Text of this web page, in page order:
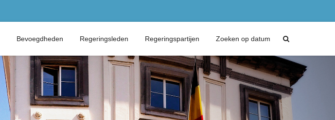
Bevoegdheden Regeringsleden Regeringspartijen Zoeken op datum